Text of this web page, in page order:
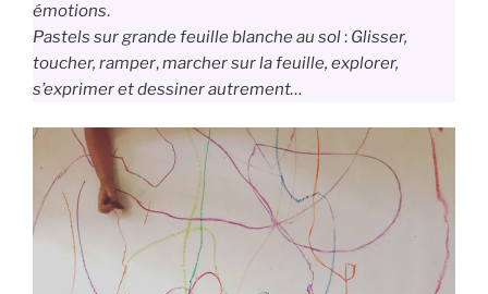
émotions.
Pastels sur grande feuille blanche au sol: Glisser,
toucher, ramper,marcher sur la feuille, explorer,
s’exprimer et dessiner autrement…